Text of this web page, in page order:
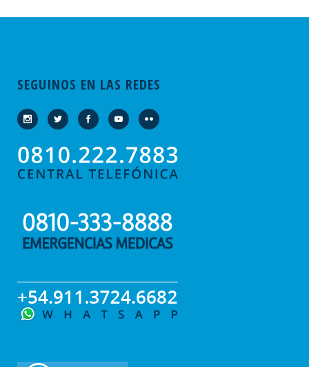
SEGUINOS EN LAS REDES